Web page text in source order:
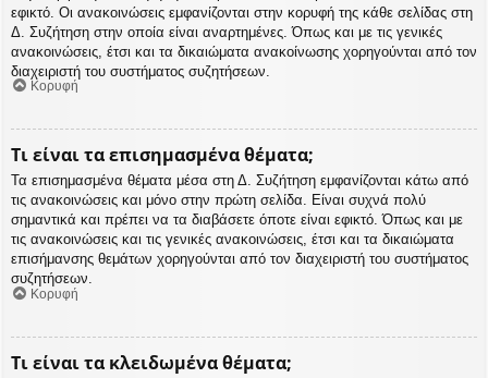
εφικτό. Οι ανακοινώσεις εμφανίζονται στην κορυφή της κάθε σελίδας στη
Δ. Συζήτηση στην οποία είναι αναρτημένες. Όπως και με τις γενικές
ανακοινώσεις, έτσι και τα δικαιώματα ανακοίνωσης χορηγούνται από τον
διαχειριστή του συστήματος συζητήσεων.
Κορυφή
Τι είναι τα επισημασμένα θέματα;
Τα επισημασμένα θέματα μέσα στη Δ. Συζήτηση εμφανίζονται κάτω από
τις ανακοινώσεις και μόνο στην πρώτη σελίδα. Είναι συχνά πολύ
σημαντικά και πρέπει να τα διαβάσετε όποτε είναι εφικτό. Όπως και με
τις ανακοινώσεις και τις γενικές ανακοινώσεις, έτσι και τα δικαιώματα
επισήμανσης θεμάτων χορηγούνται από τον διαχειριστή του συστήματος
συζητήσεων.
Κορυφή
Τι είναι τα κλειδωμένα θέματα;